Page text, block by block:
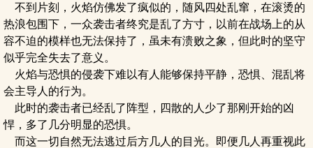
不到片刻，火焰仿佛发了疯似的，随风四处乱窜，在滚烫的
热浪包围下，一众袭击者终究是乱了方寸，以前在战场上的从
容不迫的模样也无法保持了，虽未有溃败之象，但此时的坚守
似乎完全失去了意义。
火焰与恐惧的侵袭下难以有人能够保持平静，恐惧、混乱将
会主导人的行为。
此时的袭击者已经乱了阵型，四散的人少了那刚开始的凶
悍，多了几分明显的恐惧。
而这一切自然无法逃过后方几人的目光。即便几人再重视此